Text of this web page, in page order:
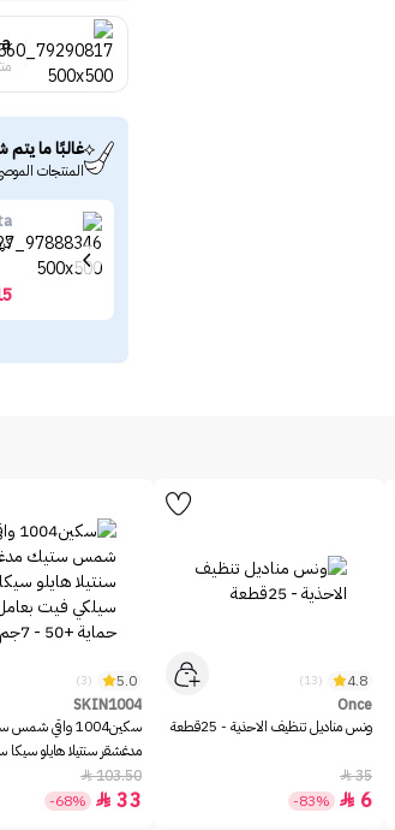
غالبًا ما يتم
المنتجات
4.8
(13)
Once
ونس مناديل تنظيف الاحذية - 25قطعة
35

6

-83%
5.0
(3)
SKIN1004
سكين1004 واقي
مدغشقر سنتيلا هايلو
بعامل حماية +50 - 7جم
103.50

33

-68%